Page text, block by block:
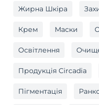
Жирна Шкіра
Крем Маски
Освітлення
Продукція Circadia
Пігментація